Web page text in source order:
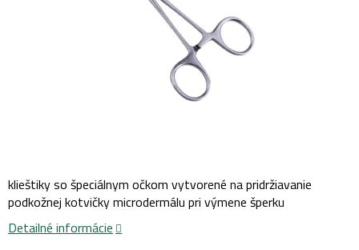
klieštiky so špeciálnym očkom vytvorené na pridržiavanie
podkožnej kotvičky microdermálu pri výmene šperku
Detailné informácie